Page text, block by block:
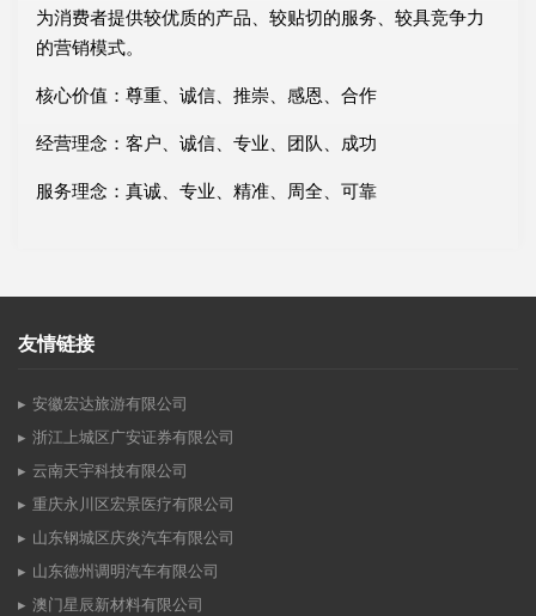
为消费者提供较优质的产品、较贴切的服务、较具竞争力
的营销模式。
核心价值：尊重、诚信、推崇、感恩、合作
经营理念：客户、诚信、专业、团队、成功
服务理念：真诚、专业、精准、周全、可靠
友情链接
安徽宏达旅游有限公司
浙江上城区广安证券有限公司
云南天宇科技有限公司
重庆永川区宏景医疗有限公司
山东钢城区庆炎汽车有限公司
山东德州调明汽车有限公司
澳门星辰新材料有限公司